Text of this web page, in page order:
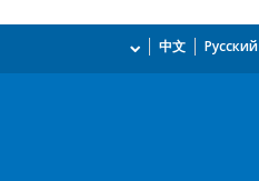
Русский
中文